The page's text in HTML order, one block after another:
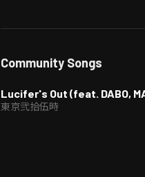
Community Songs
Lucifer's Out (feat. DABO,
東京弐拾伍時